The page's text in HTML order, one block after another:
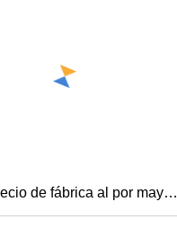
de fábrica al por mayor